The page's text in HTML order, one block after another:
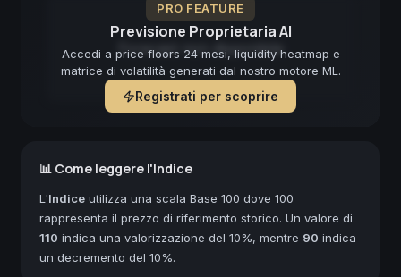
PRO FEATURE
Previsione Proprietaria AI
Accedi a price floors 24 mesi, liquidity heatmap e
matrice di volatilità generati dal nostro motore ML.
Registrati per scoprire
Forecast non disponibile
📊 Come leggere l'Indice
L'Indice utilizza una scala Base 100 dove 100
rappresenta il prezzo di riferimento storico. Un valore di
110 indica una valorizzazione del 10%, mentre 90 indica
un decremento del 10%.